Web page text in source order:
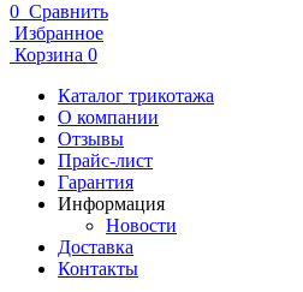
0 Сравнить
Избранное
Корзина 0
Каталог трикотажа
О компании
Отзывы
Прайс-лист
Гарантия
Информация
Новости
Доставка
Контакты